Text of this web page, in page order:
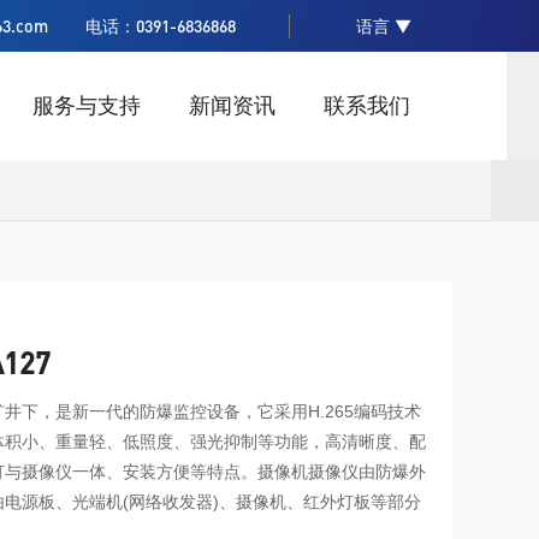
电话：0391-6836868 语言 ▼
服务与支持 新闻资讯 联系我们
下，是新一代的防爆监控设备，它采用H.265编码技术
小、重量轻、低照度、强光抑制等功能，高清晰度、配
摄像仪一体、安装方便等特点。摄像机摄像仪由防爆外
源板、光端机(网络收发器)、摄像机、红外灯板等部分